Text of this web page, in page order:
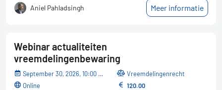
Aniel Pahladsingh Meer informatie
Webinar actualiteiten
vreemdelingenbewaring
September 30, 2026, 10:00 AM - 12:10 PM
online
Vreemdelingenrecht
120.00